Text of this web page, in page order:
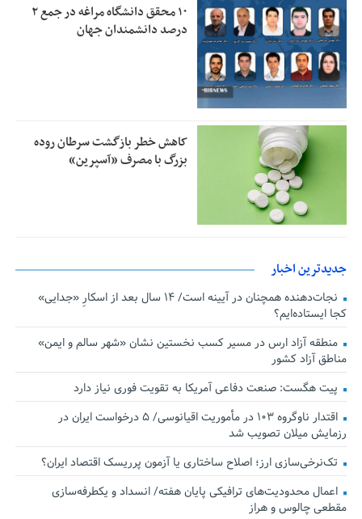
۱۰ محقق دانشگاه مراغه در جمع ۲
درصد دانشمندان جهان
کاهش خطر بازگشت سرطان روده
بزرگ با مصرف «آسپرین»
جدیدترین اخبار
نجات‌دهنده‌ همچنان در آیینه است/ ۱۴ سال بعد از اسکارِ «جدایی»
کجا ایستاده‌ایم؟
منطقه آزاد ارس در مسیر کسب نخستین نشان «شهر سالم و ایمن»
مناطق آزاد کشور
پیت هگست: صنعت دفاعی آمریکا به تقویت فوری نیاز دارد
اقتدار ناوگروه ۱۰۳ در مأموریت‌ اقیانوسی/ ۵ درخواست ایران در
رزمایش میلان تصویب شد
تک‌نرخی‌سازی ارز؛ اصلاح ساختاری یا آزمون پرریسک اقتصاد ایران؟
اعمال محدودیت‌های ترافیکی پایان هفته/ انسداد و یکطرفه‌سازی
مقطعی چالوس و هراز